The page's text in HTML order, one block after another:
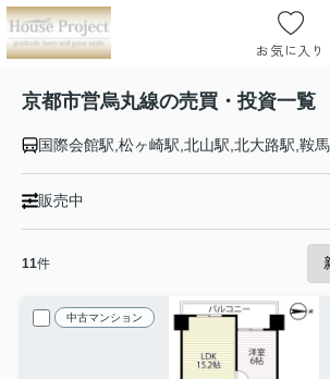
お気に入り
京都市営烏丸線の売買・投資一覧
販売中
11件
中古マンション